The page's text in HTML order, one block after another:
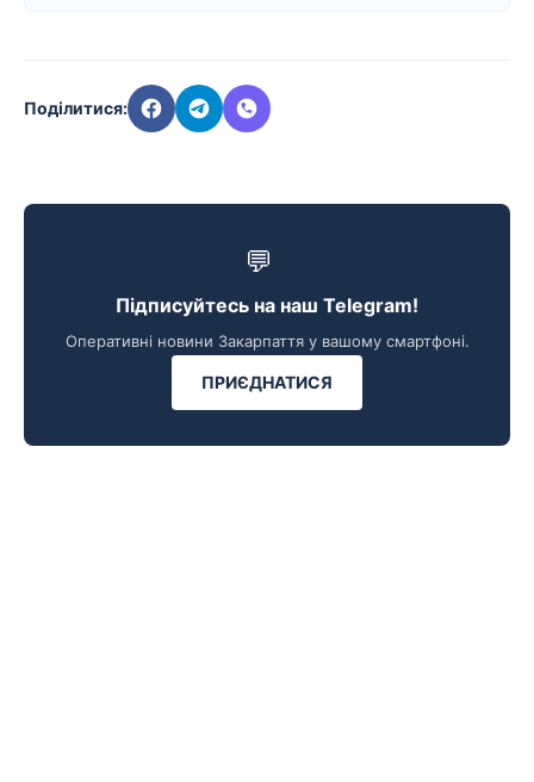
Поділитися:
💬
Підписуйтесь на наш Telegram!
Оперативні новини Закарпаття у вашому смартфоні.
ПРИЄДНАТИСЯ